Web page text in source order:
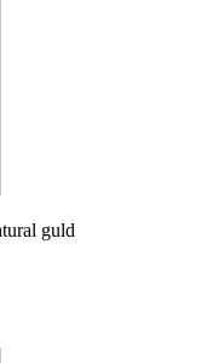
guld